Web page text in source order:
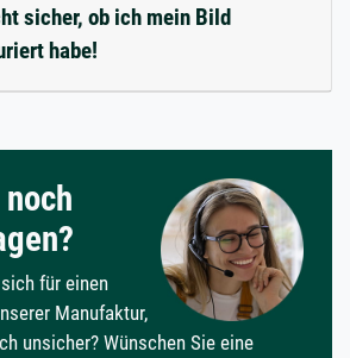
sicher, ob ich mein Bild
habe!
für einen
Manufaktur,
unsicher? Wünschen Sie eine